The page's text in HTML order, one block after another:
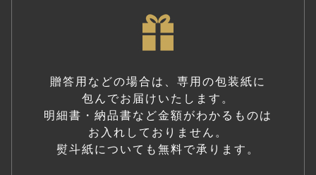
贈答用などの場合は、専用の包装紙に
包んでお届けいたします。
明細書・納品書など金額がわかるものは
お入れしておりません。
熨斗紙についても無料で承ります。